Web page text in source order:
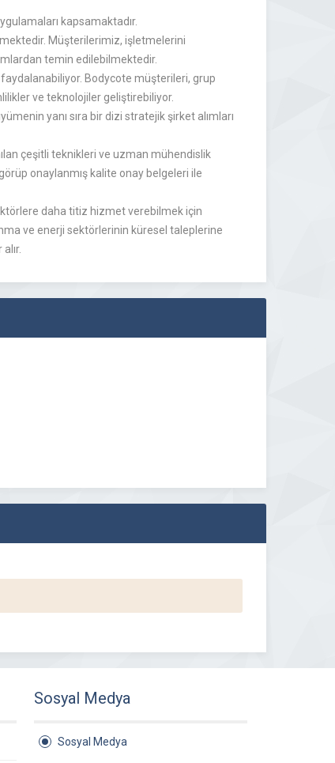
kapsamaktadır.
Müşterilerimiz, işletmelerini
temin edilebilmektedir.
Bodycote müşterileri, grup
ve teknolojiler geliştirebiliyor.
yanı sıra bir dizi stratejik şirket alımları
çeşitli teknikleri ve uzman mühendislik
onaylanmış kalite onay belgeleri ile
daha titiz hizmet verebilmek için
ve enerji sektörlerinin küresel taleplerine
Sosyal Medya
Sosyal Medya